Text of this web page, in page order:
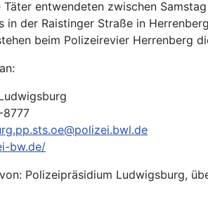
Täter entwendeten zwischen
in der Raistinger Straße in
beim Polizeirevier Herrenberg
8777
bw.de/
Polizeipräsidium Ludwigsburg,